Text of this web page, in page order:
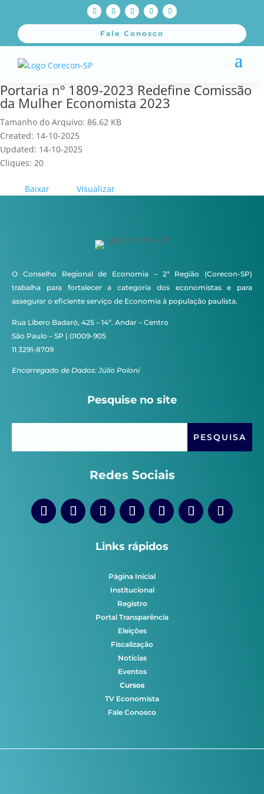
Fale Conosco
Portaria nº 1809-2023 Redefine Comissão
da Mulher Economista 2023
Tamanho do Arquivo: 86.62 KB
Created: 14-10-2025
Updated: 14-10-2025
Cliques: 20
Baixar Visualizar
O Conselho Regional de Economia – 2ª Região (Corecon-SP)
trabalha para fortalecer a categoria dos economistas e para
assegurar o eficiente serviço de Economia à população paulista.
Rua Líbero Badaró, 425 – 14º. Andar – Centro
São Paulo – SP | 01009-905
11 3291-8709
Encarregado de Dados: Júlio Poloni
Pesquise no site
Redes Sociais
Links rápidos
Página Inicial
Institucional
Registro
Portal Transparência
Eleições
Fiscalização
Notícias
Eventos
Cursos
TV Economista
Fale Conosco